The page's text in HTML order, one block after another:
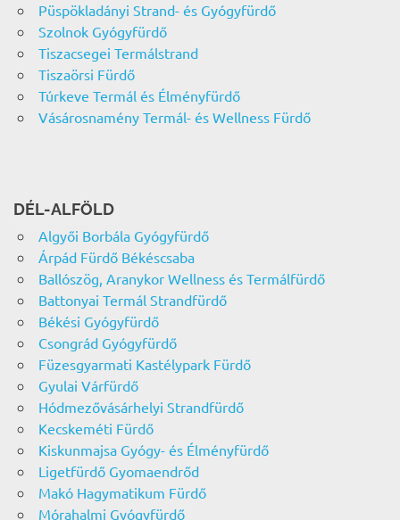
Püspökladányi Strand- és Gyógyfürdő
Szolnok Gyógyfürdő
Tiszacsegei Termálstrand
Tiszaörsi Fürdő
Túrkeve Termál és Élményfürdő
Vásárosnamény Termál- és Wellness Fürdő
DÉL-ALFÖLD
Algyői Borbála Gyógyfürdő
Árpád Fürdő Békéscsaba
Ballószög, Aranykor Wellness és Termálfürdő
Battonyai Termál Strandfürdő
Békési Gyógyfürdő
Csongrád Gyógyfürdő
Füzesgyarmati Kastélypark Fürdő
Gyulai Várfürdő
Hódmezővásárhelyi Strandfürdő
Kecskeméti Fürdő
Kiskunmajsa Gyógy- és Élményfürdő
Ligetfürdő Gyomaendrőd
Makó Hagymatikum Fürdő
Mórahalmi Gyógyfürdő